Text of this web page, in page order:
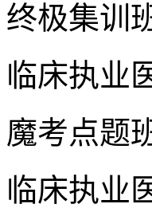
终极集训
临床执业
魔考点题
临床执业